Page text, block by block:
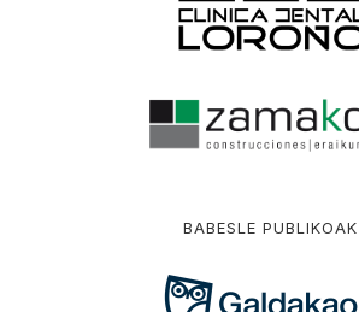
BABESLE PUBLIKOAK